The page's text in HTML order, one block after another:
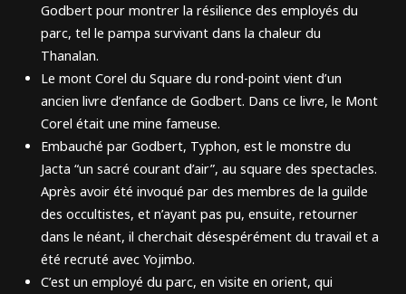
Godbert pour montrer la résilience des employés du
parc, tel le pampa survivant dans la chaleur du
Thanalan.
Le mont Corel du Square du rond-point vient d’un
ancien livre d’enfance de Godbert. Dans ce livre, le Mont
Corel était une mine fameuse.
Embauché par Godbert, Typhon, est le monstre du
Jacta “un sacré courant d’air”, au square des spectacles.
Après avoir été invoqué par des membres de la guilde
des occultistes, et n’ayant pas pu, ensuite, retourner
dans le néant, il cherchait désespérément du travail et a
été recruté avec Yojimbo.
C’est un employé du parc, en visite en orient, qui